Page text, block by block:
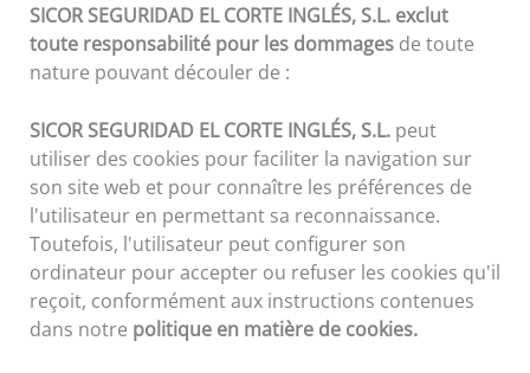
SICOR SEGURIDAD EL CORTE INGLÉS, S.L. exclut
toute responsabilité pour les dommages de toute
nature pouvant découler de :
SICOR SEGURIDAD EL CORTE INGLÉS, S.L.peut
utiliser des cookies pour faciliter la navigation sur
son site web et pour connaître les préférences de
l'utilisateur en permettant sa reconnaissance.
Toutefois, l'utilisateur peut configurer son
ordinateur pour accepter ou refuser les cookies qu'il
reçoit, conformément aux instructions contenues
dans notre politique en matière de cookies.